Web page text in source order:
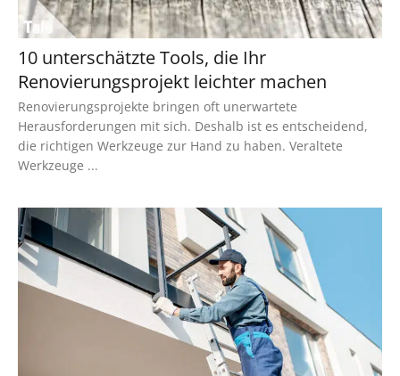
10 unterschätzte Tools, die Ihr
Renovierungsprojekt leichter machen
Renovierungsprojekte bringen oft unerwartete
Herausforderungen mit sich. Deshalb ist es entscheidend,
die richtigen Werkzeuge zur Hand zu haben. Veraltete
Werkzeuge ...